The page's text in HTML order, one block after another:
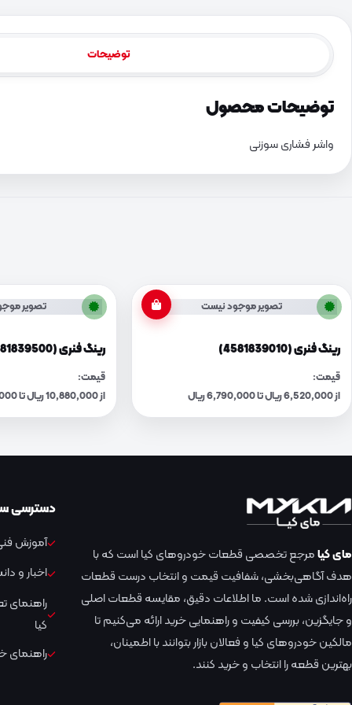
توضیحات
توضیحات محصول
واشر فشاری سوزنی
تصویر موجود نیست
رینگ فنری (4581839010)
قیمت:
از 6,520,000 ریال تا 6,790,000 ریال
تصویر
رینگ فنری (4581839500)
قیمت:
از 10,880,000 ریال تا 11,330,000 ریال
مای کیامرجع تخصصی قطعات خودروهای کیا است که با
هدف آگاهی‌بخشی، شفافیت قیمت و انتخاب درست قطعات
راه‌اندازی شده است. ما اطلاعات دقیق، مقایسه قطعات اصلی
و جایگزین، بررسی کیفیت و راهنمایی خرید ارائه می‌کنیم تا
مالکین خودروهای کیا و فعالان بازار بتوانند با اطمینان،
بهترین قطعه را انتخاب و خرید کنند.
دسترسی
آموزش
اخبار و
راهنمای
کیا
راهنمای